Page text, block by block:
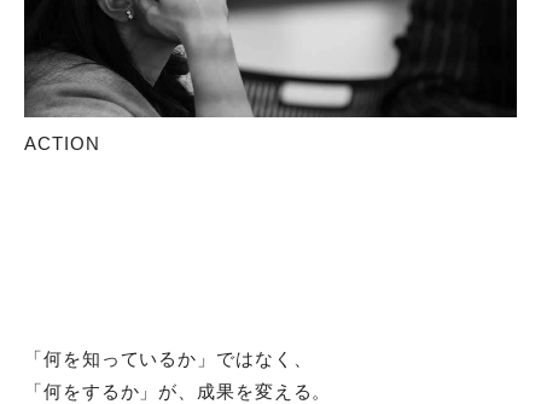
ACTION
「何を知っているか」ではなく、
「何をするか」が、成果を変える。